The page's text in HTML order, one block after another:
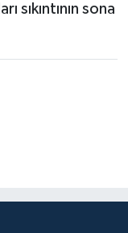
sıkıntının sona